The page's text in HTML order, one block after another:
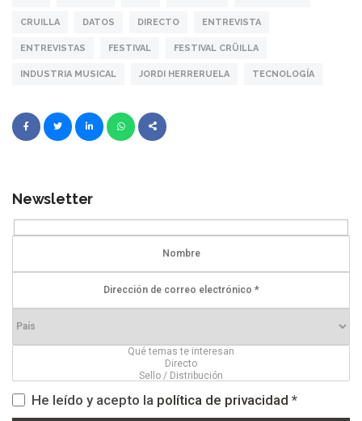
CRUILLA DATOS DIRECTO ENTREVISTA
ENTREVISTAS FESTIVAL FESTIVAL CRÜILLA
INDUSTRIA MUSICAL JORDI HERRERUELA TECNOLOGÍA
Newsletter
He leído y acepto la política de privacidad *